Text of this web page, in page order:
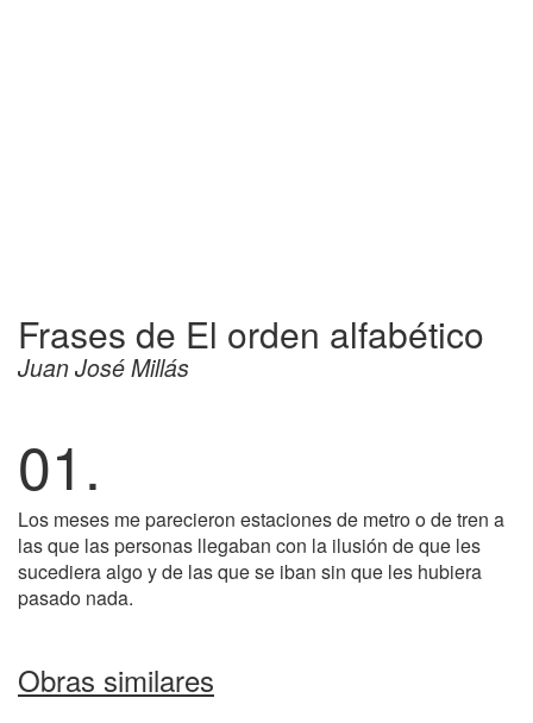
Frases de El orden alfabético
Juan José Millás
01.
Los meses me parecieron estaciones de metro o de tren a
las que las personas llegaban con la ilusión de que les
sucediera algo y de las que se iban sin que les hubiera
pasado nada.
Obras similares